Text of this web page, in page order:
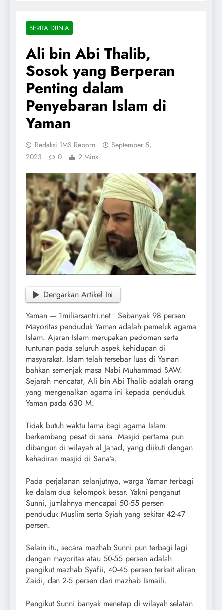
BERITA DUNIA
Ali bin Abi Thalib,
Sosok yang Berperan
Penting dalam
Penyebaran Islam di
Yaman
Redaksi 1MS Reborn
September 5,
2023
0 2 Mins
Dengarkan Artikel Ini
Yaman — 1miliarsantri.net : Sebanyak 98 persen
Mayoritas penduduk Yaman adalah pemeluk agama
Islam. Ajaran Islam merupakan pedoman serta
tuntunan pada seluruh aspek kehidupan di
masyarakat. Islam telah tersebar luas di Yaman
bahkan semenjak masa Nabi Muhammad SAW.
Sejarah mencatat, Ali bin Abi Thalib adalah orang
yang mengenalkan agama ini kepada penduduk
Yaman pada 630 M.
Tidak butuh waktu lama bagi agama Islam
berkembang pesat di sana. Masjid pertama pun
dibangun di wilayah al Janad, yang diikuti dengan
kehadiran masjid di Sana’a.
Pada perjalanan selanjutnya, warga Yaman terbagi
ke dalam dua kelompok besar. Yakni penganut
Sunni, jumlahnya mencapai 50-55 persen
penduduk Muslim serta Syiah yang sekitar 42-47
persen.
Selain itu, secara mazhab Sunni pun terbagi lagi
dengan mayoritas atau 50-55 persen adalah
pengikut mazhab Syafii, 40-45 persen terkait aliran
Zaidi, dan 2-5 persen dari mazhab Ismaili.
Pengikut Sunni banyak menetap di wilayah selatan